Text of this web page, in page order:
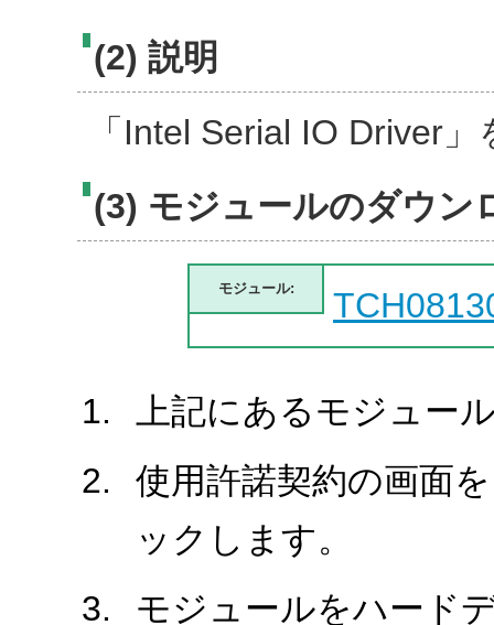
(2) 説明
「Intel Serial IO Driver
(3) モジュールのダウン
モジュール:
上記にあるモジュー
使用許諾契約の画面
ックします。
モジュールをハード